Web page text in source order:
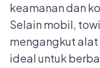
keamanan dan
Selain mobil,
mengangkut
ideal untuk